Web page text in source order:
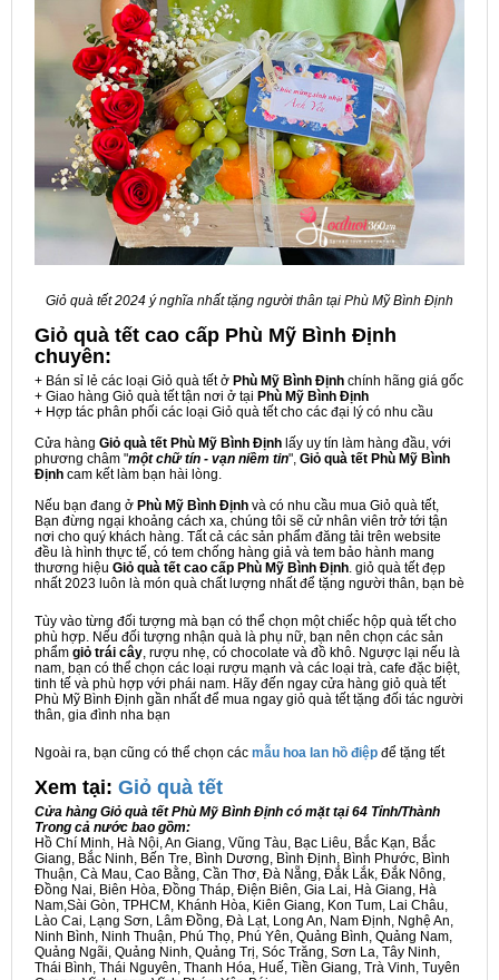
Giỏ quà tết 2024 ý nghĩa nhất tặng người thân tại Phù Mỹ Bình Định
Giỏ quà tết cao cấp Phù Mỹ Bình Định
chuyên:
+ Bán sỉ lẻ các loại Giỏ quà tết ở Phù Mỹ Bình Định chính hãng giá gốc
+ Giao hàng Giỏ quà tết tận nơi ở tại Phù Mỹ Bình Định
+ Hợp tác phân phối các loại Giỏ quà tết cho các đại lý có nhu cầu
Cửa hàng Giỏ quà tết Phù Mỹ Bình Định lấy uy tín làm hàng đầu, với
phương châm "một chữ tín - vạn niềm tin", Giỏ quà tết Phù Mỹ Bình
Định cam kết làm bạn hài lòng.
Nếu bạn đang ở Phù Mỹ Bình Định và có nhu cầu mua Giỏ quà tết,
Bạn đừng ngại khoảng cách xa, chúng tôi sẽ cử nhân viên trở tới tận
nơi cho quý khách hàng. Tất cả các sản phẩm đăng tải trên website
đều là hình thực tế, có tem chống hàng giả và tem bảo hành mang
thương hiệu Giỏ quà tết cao cấp Phù Mỹ Bình Định. giỏ quà tết đẹp
nhất 2023 luôn là món quà chất lượng nhất để tặng người thân, bạn bè
Tùy vào từng đối tượng mà bạn có thể chọn một chiếc hộp quà tết cho
phù hợp. Nếu đối tượng nhận quà là phụ nữ, bạn nên chọn các sản
phẩm giỏ trái cây, rượu nhẹ, có chocolate và đồ khô. Ngược lại nếu là
nam, bạn có thể chọn các loại rượu mạnh và các loại trà, cafe đặc biệt,
tinh tế và phù hợp với phái nam. Hãy đến ngay cửa hàng giỏ quà tết
Phù Mỹ Bình Định gần nhất để mua ngay giỏ quà tết tặng đối tác người
thân, gia đình nha bạn
Ngoài ra, bạn cũng có thể chọn các mẫu hoa lan hồ điệp để tặng tết
Xem tại: Giỏ quà tết
Cửa hàng Giỏ quà tết Phù Mỹ Bình Định có mặt tại 64 Tỉnh/Thành
Trong cả nước bao gồm:
Hồ Chí Minh, Hà Nội, An Giang, Vũng Tàu, Bạc Liêu, Bắc Kạn, Bắc
Giang, Bắc Ninh, Bến Tre, Bình Dương, Bình Định, Bình Phước, Bình
Thuận, Cà Mau, Cao Bằng, Cần Thơ, Đà Nẵng, Đắk Lắk, Đắk Nông,
Đồng Nai, Biên Hòa, Đồng Tháp, Điện Biên, Gia Lai, Hà Giang, Hà
Nam,Sài Gòn, TPHCM, Khánh Hòa, Kiên Giang, Kon Tum, Lai Châu,
Lào Cai, Lạng Sơn, Lâm Đồng, Đà Lạt, Long An, Nam Định, Nghệ An,
Ninh Bình, Ninh Thuận, Phú Thọ, Phú Yên, Quảng Bình, Quảng Nam,
Quảng Ngãi, Quảng Ninh, Quảng Trị, Sóc Trăng, Sơn La, Tây Ninh,
Thái Bình, Thái Nguyên, Thanh Hóa, Huế, Tiền Giang, Trà Vinh, Tuyên